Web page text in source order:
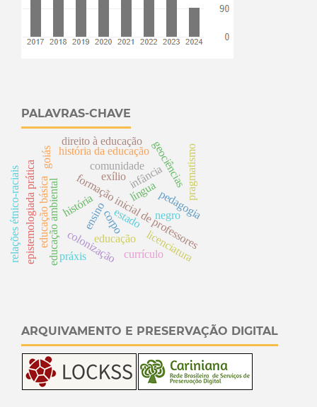
PALAVRAS-CHAVE
infância
história
corpo
formação inicial de professores
geociências
educação ambiental educação
comunidade
colonização
estado negro
história da educação
goiás
epistemologiada prática
relações étnico-raciais educação básica
direito à educação
pedagogia
licenciatura
ensino
currículo
pragmatismo
exílio
práxis
língua
ARQUIVAMENTO E PRESERVAÇÃO DIGITAL